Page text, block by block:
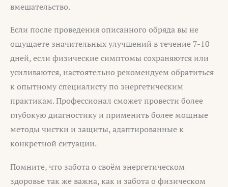
вмешательство.
Если после проведения описанного обряда вы не
ощущаете значительных улучшений в течение 7-10
дней, если физические симптомы сохраняются или
усиливаются, настоятельно рекомендуем обратиться
к опытному специалисту по энергетическим
практикам. Профессионал сможет провести более
глубокую диагностику и применить более мощные
методы чистки и защиты, адаптированные к
конкретной ситуации.
Помните, что забота о своём энергетическом
здоровье так же важна, как и забота о физическом